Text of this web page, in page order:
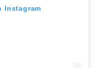
Instagram